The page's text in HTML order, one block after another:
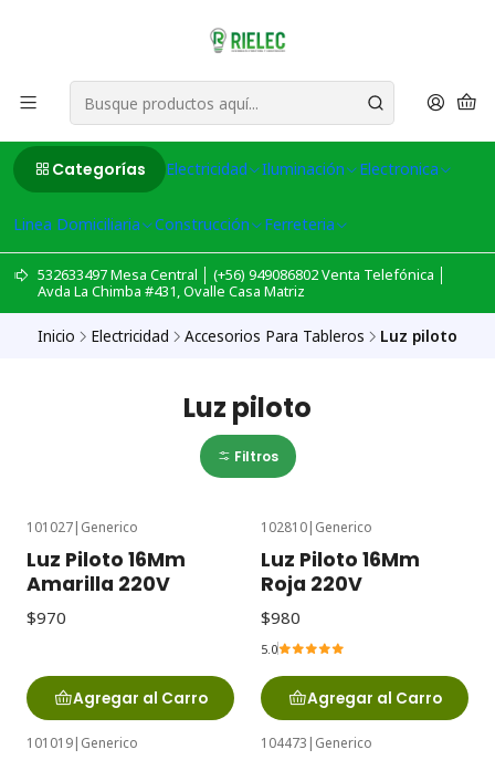
Categorías Electricidad Iluminación Electronica
Linea Domiciliaria Construcción Ferreteria
532633497 Mesa Central │ (+56) 949086802 Venta Telefónica │
Avda La Chimba #431, Ovalle Casa Matriz
Inicio Electricidad Accesorios Para Tableros Luz piloto
Luz piloto
Filtros
101027| Generico
Luz Piloto 16Mm
Amarilla 220V
$970
Agregar al Carro
102810| Generico
Luz Piloto 16Mm
Roja 220V
$980
5.0
Agregar al Carro
101019| Generico 104473 | Generico